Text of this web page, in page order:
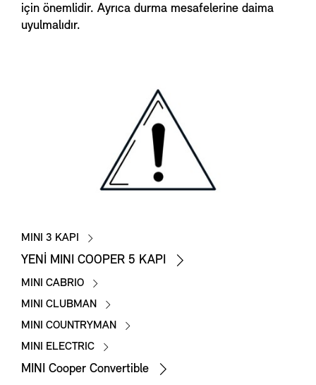
için önemlidir. Ayrıca durma mesafelerine daima
uyulmalıdır.
MINI 3 KAPI
YENİ MINI COOPER 5 KAPI
MINI CABRIO
MINI CLUBMAN
MINI COUNTRYMAN
MINI ELECTRIC
MINI Cooper Convertible